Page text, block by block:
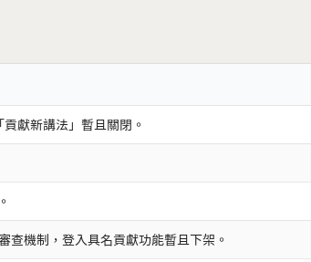
獻新講法」暫且關閉。
查機制，登入具名貢獻功能暫且下架。